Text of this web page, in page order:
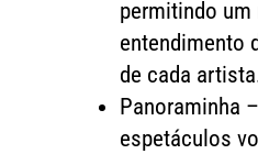
permitindo um
entendimento
de cada
Panoraminha
espetáculos